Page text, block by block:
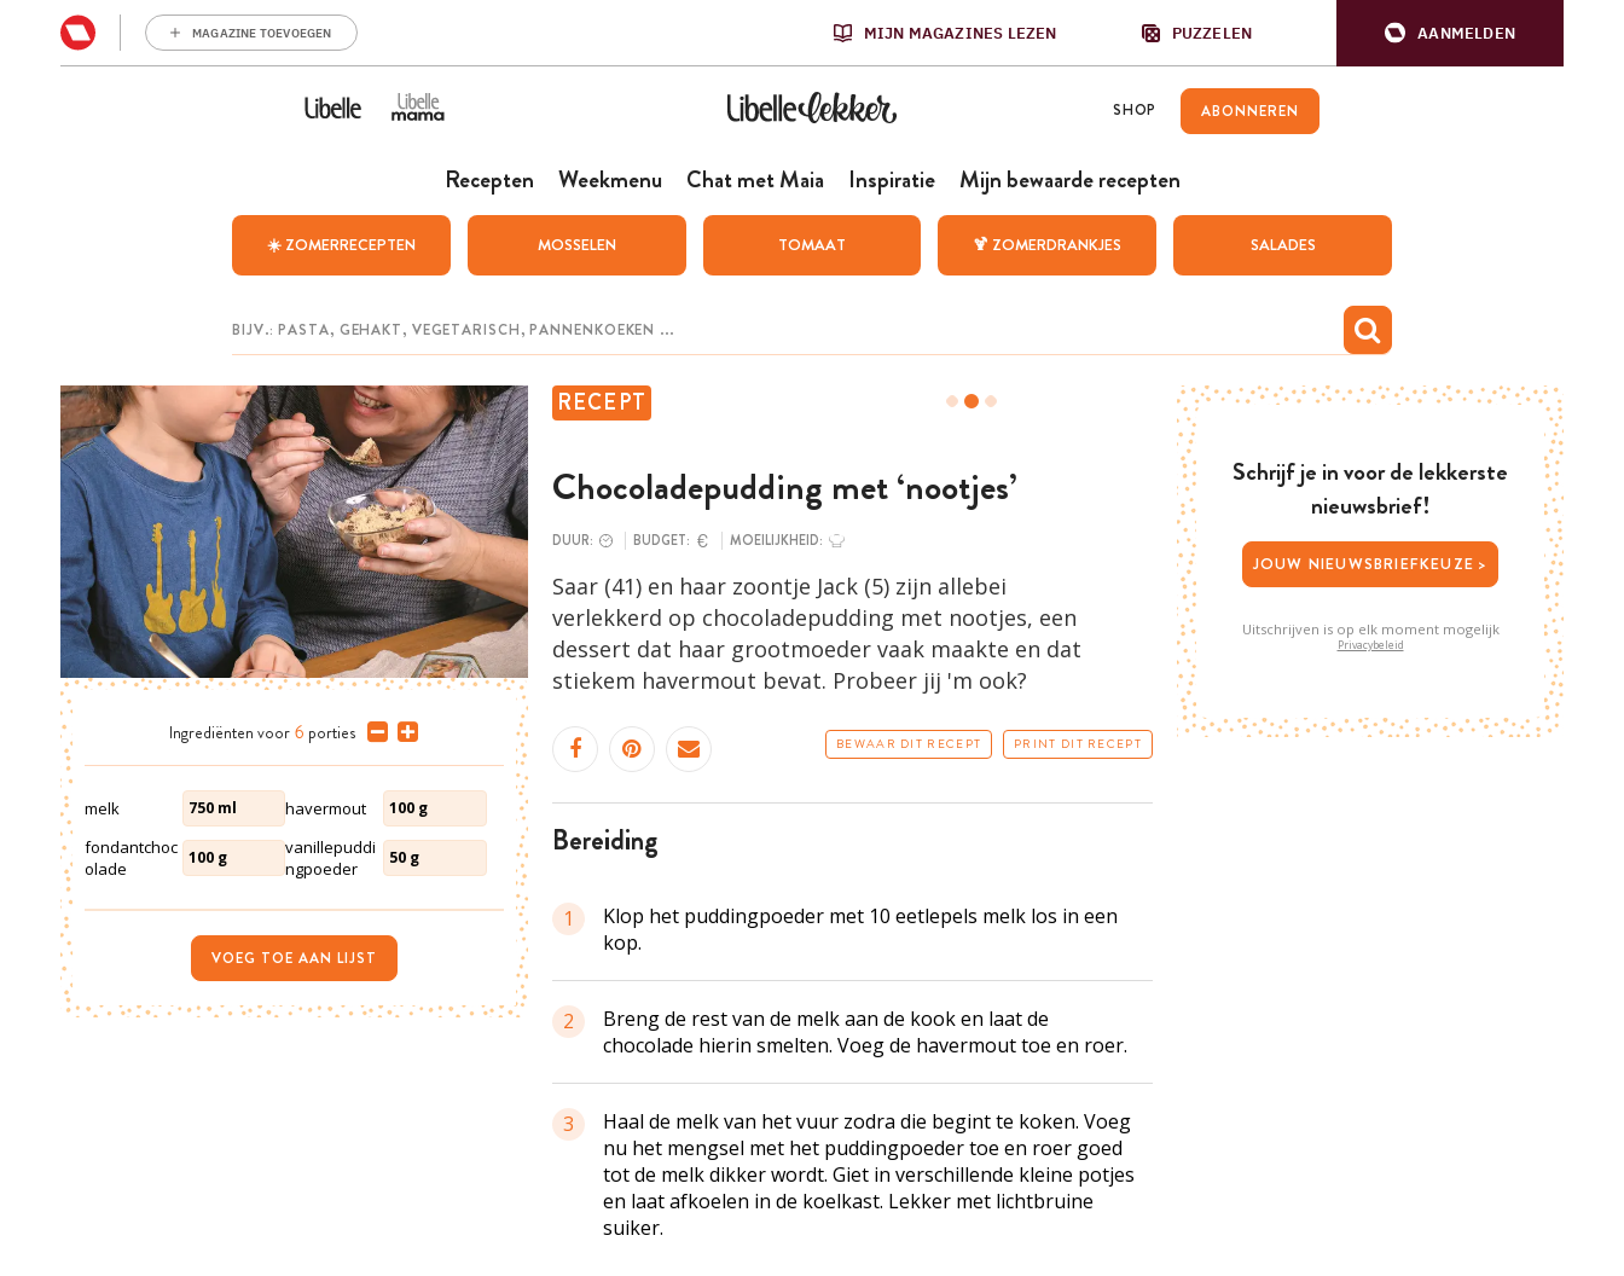
MAGAZINE TOEVOEGEN MIJN MAGAZINES LEZEN PUZZELEN AANMELDEN
SHOP ABONNEREN
Recepten Weekmenu Chat met Maia Inspiratie Mijn bewaarde recepten
☀️ ZOMERRECEPTEN MOSSELEN TOMAAT 🍹 ZOMERDRANKJES SALADES
RECEPT
Chocoladepudding met ‘nootjes’
DUUR: BUDGET: MOEILIJKHEID:
Saar (41) en haar zoontje Jack (5) zijn allebei
verlekkerd op chocoladepudding met nootjes, een
dessert dat haar grootmoeder vaak maakte en dat
stiekem havermout bevat. Probeer jij 'm ook?
BEWAAR DIT RECEPT PRINT DIT RECEPT
bereiding
1
Klop het puddingpoeder met 10 eetlepels melk los in een
kop.
2
Breng de rest van de melk aan de kook en laat de
chocolade hierin smelten. Voeg de havermout toe en roer.
3
Haal de melk van het vuur zodra die begint te koken. Voeg
nu het mengsel met het puddingpoeder toe en roer goed
tot de melk dikker wordt. Giet in verschillende kleine potjes
en laat afkoelen in de koelkast. Lekker met lichtbruine
suiker.
Ingrediënten voor 6 porties
melk 750 ml havermout 100 g
fondantchoc
olade
100 g
vanillepuddi
ngpoeder
50 g
VOEG TOE AAN LIJST
Schrijf je in voor de lekkerste
nieuwsbrief!
JOUW NIEUWSBRIEFKEUZE >
Uitschrijven is op elk moment mogelijk
Privacybeleid